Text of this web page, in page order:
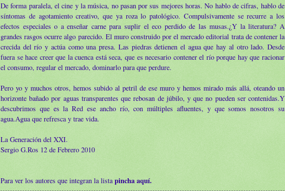
De forma paralela, el cine y la música, no pasan por sus mejores horas. No hablo de cifras, hablo de
síntomas de agotamiento creativo, que ya roza lo patológico. Compulsivamente se recurre a los
efectos especiales o a enseñar carne para suplir el eco perdido de las musas.¿Y la literatura? A
grandes rasgos ocurre algo parecido. El muro construido por el mercado editorial trata de contener la
crecida del río y actúa como una presa. Las piedras detienen el agua que hay al otro lado. Desde
fuera se hace creer que la cuenca está seca, que es necesario contener el río porque hay que racionar
el consumo, regular el mercado, dominarlo para que perdure.
Pero yo y muchos otros, hemos subido al petril de ese muro y hemos mirado más allá, oteando un
horizonte bañado por aguas transparentes que rebosan de júbilo, y que no pueden ser contenidas.Y
descubrimos que es la Red ese ancho río, con múltiples afluentes, y que somos nosotros su
agua.Agua que refresca y trae vida.
La Generación del XXI.
Sergio G.Ros 12 de Febrero 2010
Para ver los autores que integran la lista pincha aquí.